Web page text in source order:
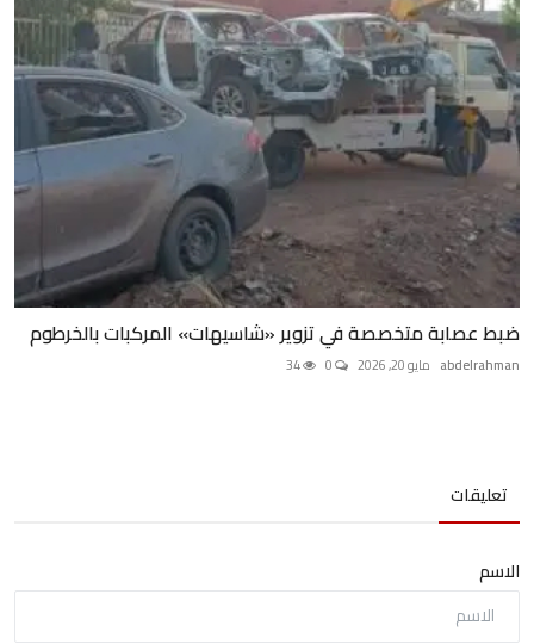
ضبط عصابة متخصصة في تزوير «شاسيهات» المركبات بالخرطوم
abdelrahman مايو 20, 2026
تعليقات
الاسم